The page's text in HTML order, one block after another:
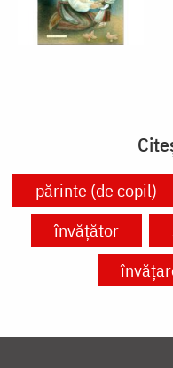
părinte (de copil)
învățător